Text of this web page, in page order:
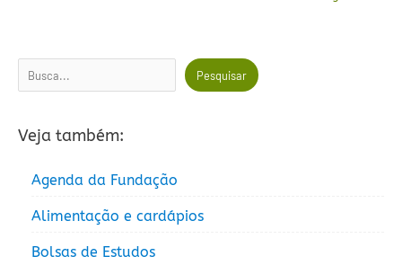
Pesquisar Pesquisar
Veja também:
Agenda da Fundação
Alimentação e cardápios
Bolsas de Estudos